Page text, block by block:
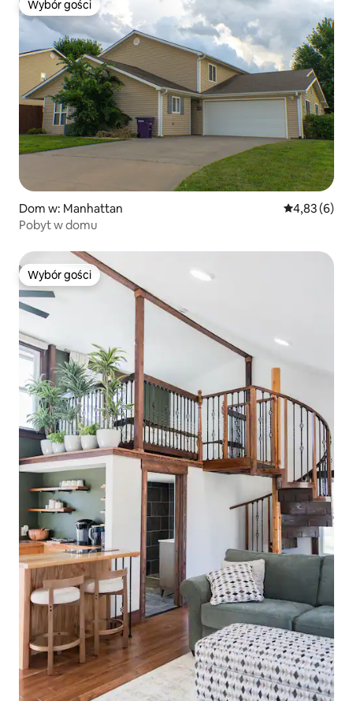
Wybór gości
Wybór gości
Dom w: Manhattan Średnia
4,83 (6)
Pobyt w domu
Wybór gości
Wybór gości